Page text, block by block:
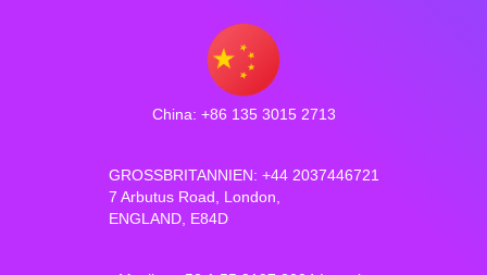
China: +86 135 3015 2713
GROSSBRITANNIEN: +44 2037446721
7 Arbutus Road, London,
ENGLAND, E84D